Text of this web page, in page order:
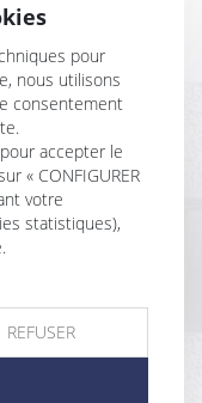
des
diligences qui
injustifié du
judiciaire
actions en nullité
après l’entrée
pour illicéité
délaissé
de
du constructeur
pour
nous utilisons
consentement
pour accepter le
« CONFIGURER
votre
statistiques),
REFUSER